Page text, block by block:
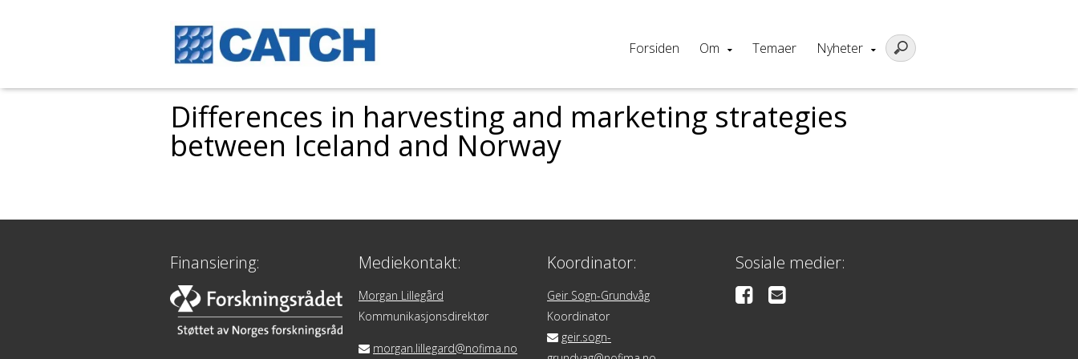
Forsiden Om Temaer Nyheter
Differences in harvesting and marketing strategies
between Iceland and Norway
Finansiering: Mediekontakt:
Morgan Lillegård
Kommunikasjonsdirektør
morgan.lillegard@nofima.no
Koordinator:
Geir Sogn-Grundvåg
Koordinator
geir.sogn-
Sosiale medier: